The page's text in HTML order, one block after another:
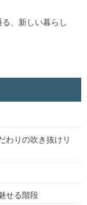
、新しい暮らし
わりの吹き抜けリ
せる階段